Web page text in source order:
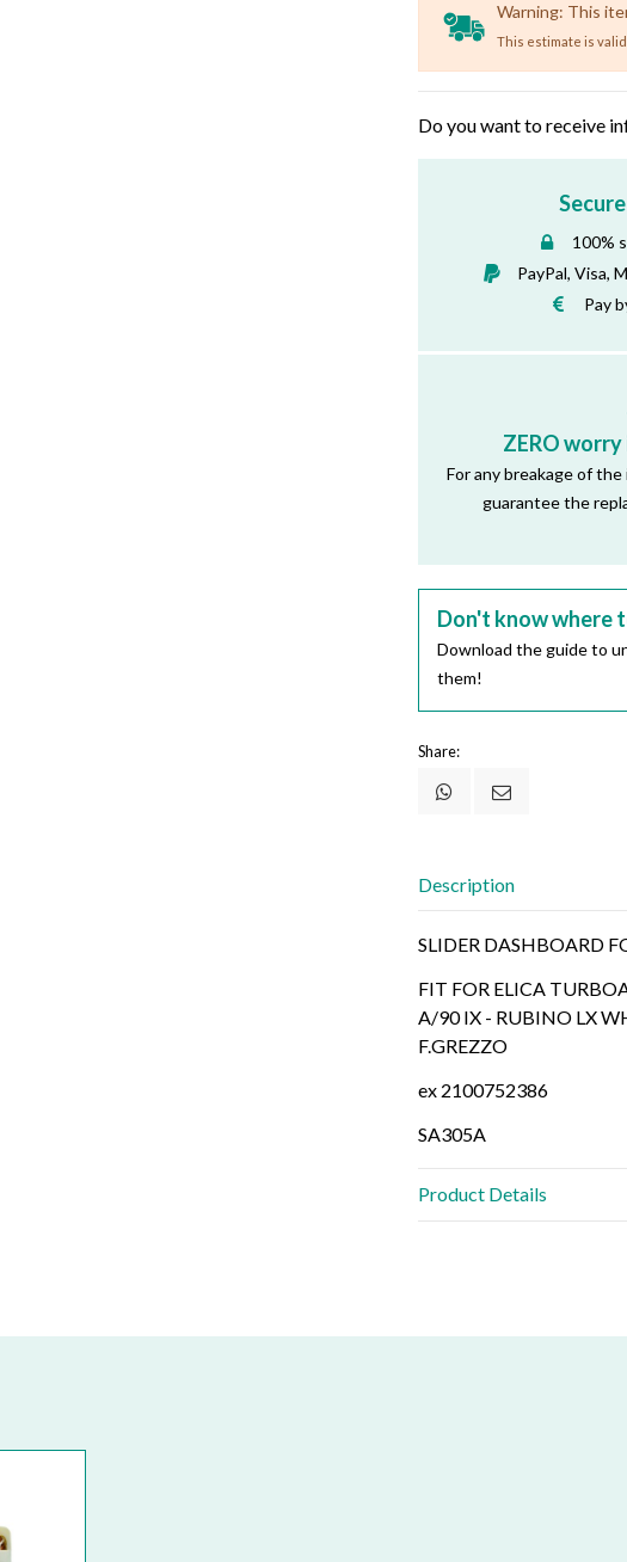
Warning: This
This estimate is
Do you want to receive
100%
PayPal, Visa,
Pay
ZERO
For any breakage of
guarantee the
Don't know where
Download the guide to
them!
Share:
Description
SLIDER DASHBOARD
FIT FOR ELICA
A/90 IX - RUBINO LX
F.GREZZO
ex 2100752386
SA305A
Product Details